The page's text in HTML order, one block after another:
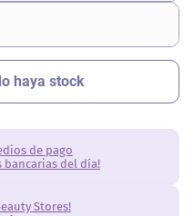
de pago
bancarias del día!
Stores!